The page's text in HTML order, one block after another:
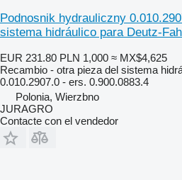
Podnosnik hydrauliczny
sistema hidráulico para Deutz-
EUR 231.80 PLN 1,000 ≈ MX$4,625
Recambio - otra pieza del sistema
0.010.2907.0 - ers. 0.900.0883.4
Polonia, Wierzbno
JURAGRO
Contacte con el vendedor